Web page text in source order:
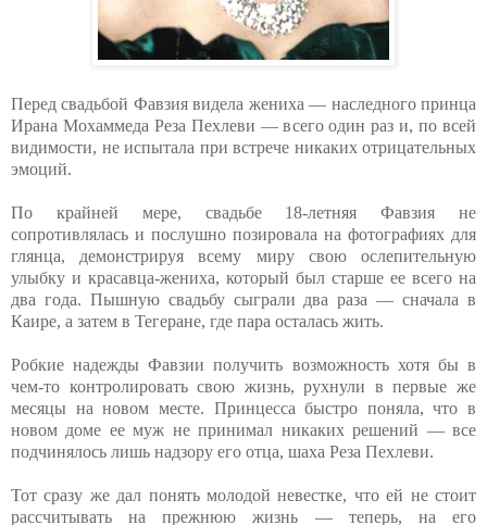
Перед свадьбой Фавзия видела жениха — наследного принца
Ирана Мохаммеда Реза Пехлеви — всего один раз и, по всей
видимости, не испытала при встрече никаких отрицательных
эмоций.
По крайней мере, свадьбе 18-летняя Фавзия не
сопротивлялась и послушно позировала на фотографиях для
глянца, демонстрируя всему миру свою ослепительную
улыбку и красавца-жениха, который был старше ее всего на
два года. Пышную свадьбу сыграли два раза — сначала в
Каире, а затем в Тегеране, где пара осталась жить.
Робкие надежды Фавзии получить возможность хотя бы в
чем-то контролировать свою жизнь, рухнули в первые же
месяцы на новом месте. Принцесса быстро поняла, что в
новом доме ее муж не принимал никаких решений — все
подчинялось лишь надзору его отца, шаха Реза Пехлеви.
Тот сразу же дал понять молодой невестке, что ей не стоит
рассчитывать на прежнюю жизнь — теперь, на его